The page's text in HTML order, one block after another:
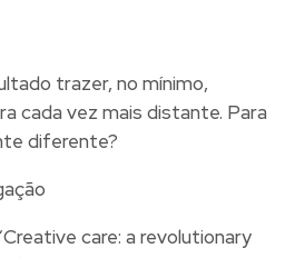
trazer, no mínimo,
cada vez mais distante. Para
diferente?
care: a revolutionary